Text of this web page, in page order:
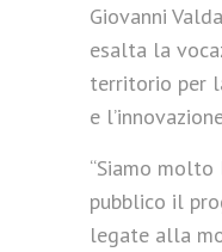
Giovanni
esalta la
territorio per
e
“Siamo
pubblico il
legate alla